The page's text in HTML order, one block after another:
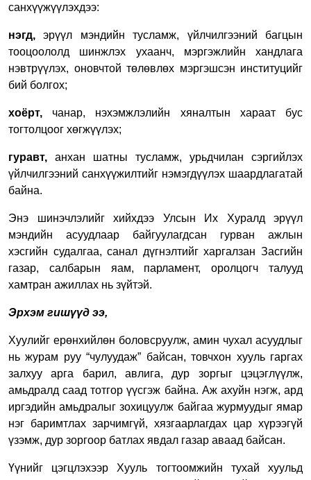
санхүүжүүлэхдээ:
нэгд, эрүүл мэндийн тусламж, үйлчилгээний багцын
тооцоололд шинжлэх ухаанч, мэргэжлийн хандлага
нэвтрүүлэх, оновчтой төлөвлөх мэргэшсэн институцийг
бий болгох;
хоёрт, чанар, нэхэмжлэлийн хяналтын хараат бус
тогтолцоог хөгжүүлэх;
гуравт, анхан шатны тусламж, урьдчилан сэргийлэх
үйлчилгээний санхүүжилтийг нэмэгдүүлэх шаардлагатай
байна.
Энэ шинэчлэлийг хийхдээ Улсын Их Хуралд эрүүл
мэндийн асуудлаар байгуулагдсан гурван ажлын
хэсгийн судалгаа, санал дүгнэлтийг харгалзан Засгийн
газар, салбарын яам, парламент, оролцогч талууд
хамтран ажиллах нь зүйтэй.
Эрхэм гишүүд ээ,
Хуулийг ерөнхийлөн боловсруулж, амин чухал асуудлыг
нь журам руу “чулуудаж” байсан, товчхон хууль гаргах
залхуу арга барил, авлига, дур зоргыг цэцэглүүлж,
амьдралд саад тотгор үүсгэж байна. Аж ахуйн нэгж, ард
иргэдийн амьдралыг зохицуулж байгаа журмуудыг ямар
нэг баримтлах зарчимгүй, хязгаарлагдах цар хүрээгүй
үзэмж, дур зоргоор батлах явдал газар аваад байсан.
Үүнийг цэгцлэхээр Хууль тогтоомжийн тухай хуульд